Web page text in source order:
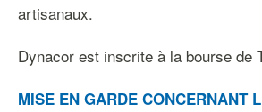
artisanaux.
Dynacor est inscrite à la bourse de
MISE EN GARDE CONCERNANT